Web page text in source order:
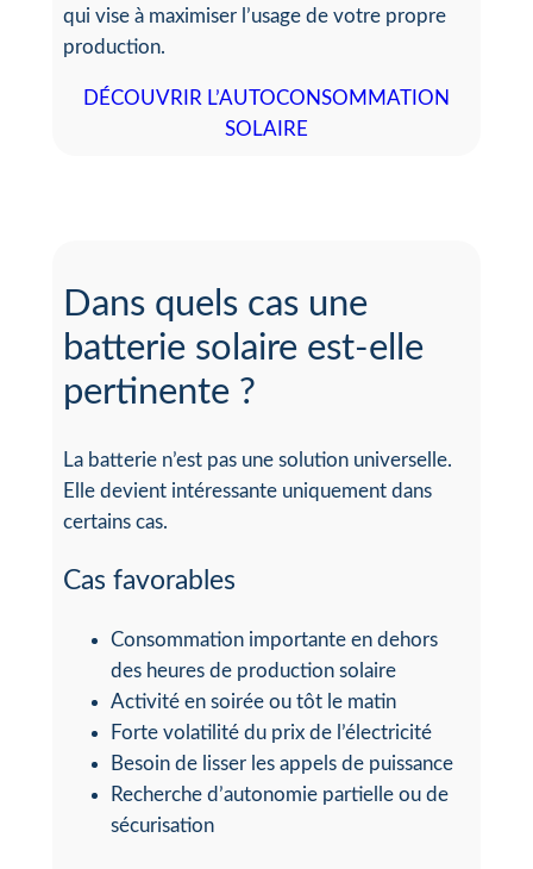
qui vise à maximiser l’usage de votre propre
production.
DÉCOUVRIR L’AUTOCONSOMMATION
SOLAIRE
Dans quels cas une
batterie solaire est-elle
pertinente ?
La batterie n’est pas une solution universelle.
Elle devient intéressante uniquement dans
certains cas.
Cas favorables
Consommation importante en dehors
des heures de production solaire
Activité en soirée ou tôt le matin
Forte volatilité du prix de l’électricité
Besoin de lisser les appels de puissance
Recherche d’autonomie partielle ou de
sécurisation